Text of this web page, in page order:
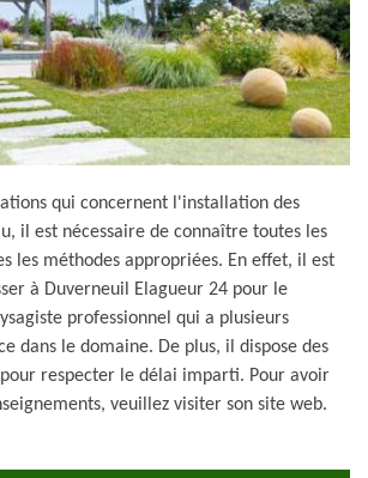
qui concernent l'installation des
il est nécessaire de connaître toutes les
les méthodes appropriées. En effet, il est
à Duverneuil Elagueur 24 pour le
professionnel qui a plusieurs
dans le domaine. De plus, il dispose des
respecter le délai imparti. Pour avoir
veuillez visiter son site web.